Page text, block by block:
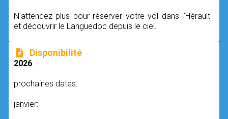
N'attendez plus pour réserver votre vol dans l'Hérault
et découvrir le Languedoc depuis le ciel.
Disponibilité
2026
prochaines dates:
janvier: